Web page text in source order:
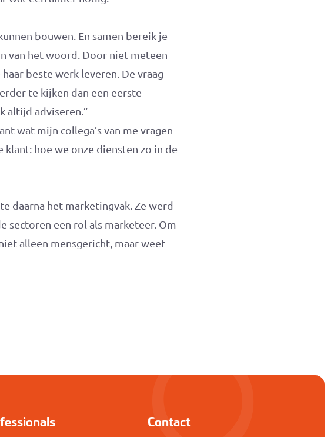
bouwen. En samen bereik je
van het woord. Door niet meteen
beste werk leveren. De vraag
te kijken dan een eerste
altijd adviseren.”
wat mijn collega’s van me vragen
klant: hoe we onze diensten zo in de
daarna het marketingvak. Ze werd
sectoren een rol als marketeer. Om
alleen mensgericht, maar weet
Contact